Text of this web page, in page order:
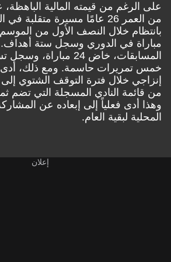
على الرغم من قيمته المالية الباهظة،
من العمر 26 عامًا مسيرة
مباراة في الدوري وسجل ستة
المسابقات، خاض 24
خمس تمريرات حاسمة. ومع ذلك، أدى
إنزاجي خلال فترة التوقف الشتوي إلى
من قائمة النادي المسجلة التي تضم
وهذا أدى فعلياً إلى إبعاده عن
المحلية لبقية العام.